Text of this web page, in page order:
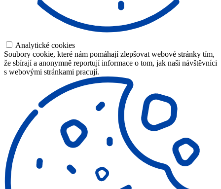
Analytické cookies
Soubory cookie, které nám pomáhají zlepšovat webové stránky tím,
že sbírají a anonymně reportují informace o tom, jak naši návštěvníci
s webovými stránkami pracují.